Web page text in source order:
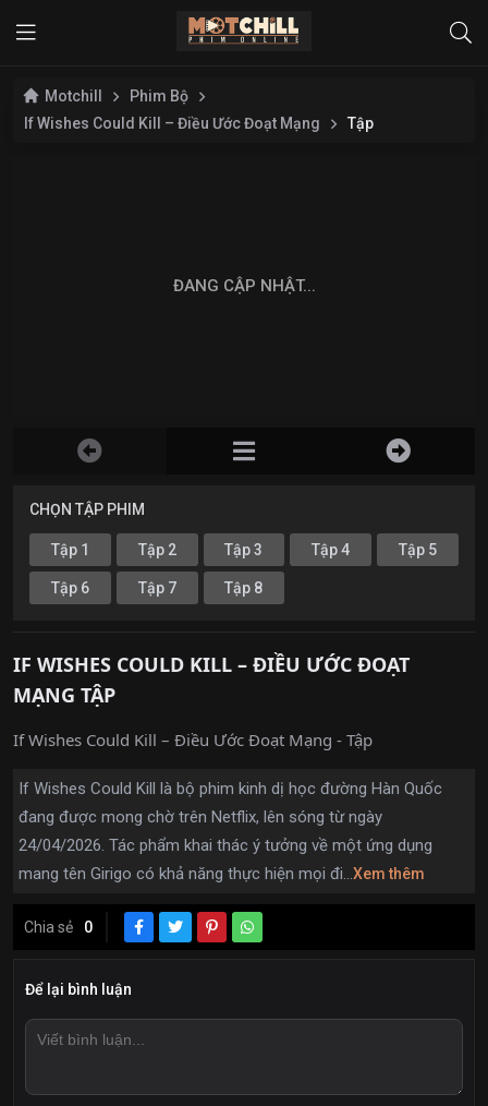
Motchill
Phim Bộ
If Wishes Could Kill – Điều Ước Đoạt Mạng
Tập
ĐANG CẬP NHẬT...
CHỌN TẬP PHIM
Tập 1 Tập 2 Tập 3 Tập 4 Tập 5
Tập 6 Tập 7 Tập 8
IF WISHES COULD KILL – ĐIỀU ƯỚC ĐOẠT
MẠNG TẬP
If Wishes Could Kill – Điều Ước Đoạt Mạng - Tập
If Wishes Could Kill là bộ phim kinh dị học đường Hàn Quốc
đang được mong chờ trên Netflix, lên sóng từ ngày
24/04/2026. Tác phẩm khai thác ý tưởng về một ứng dụng
mang tên Girigo có khả năng thực hiện mọi đi... Xem thêm
Chia sẻ 0
Để lại bình luận